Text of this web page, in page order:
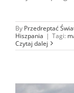
By Przedreptać
Hiszpania | Tagi:
Czytaj dalej